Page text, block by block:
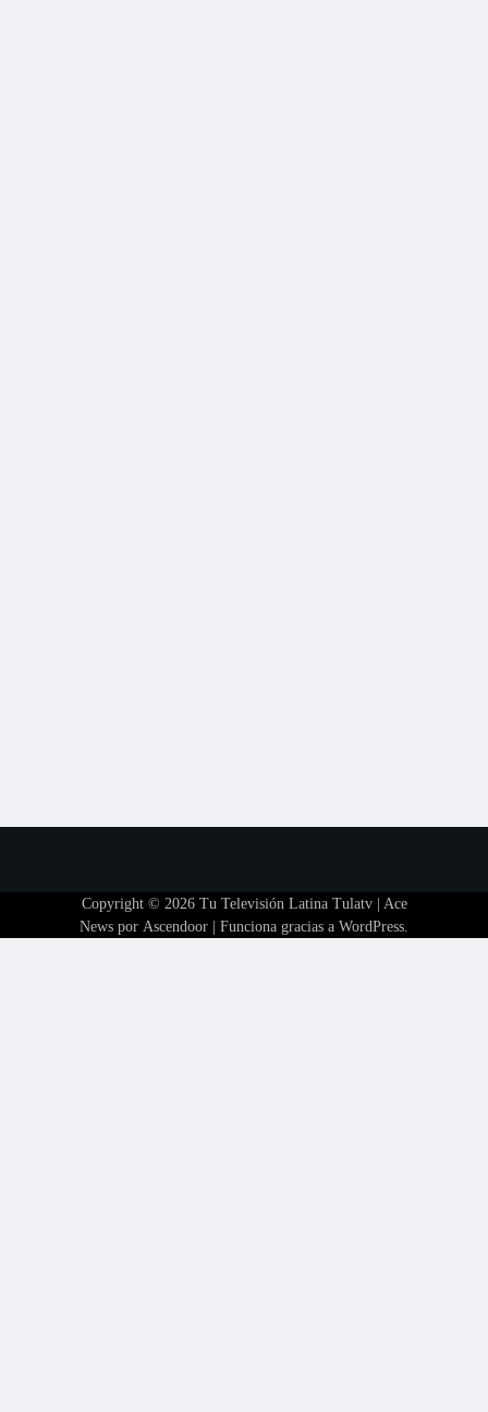
Copyright © 2026 Tu Televisión Latina Tulatv| Ace
News por Ascendoor | Funciona gracias a WordPress